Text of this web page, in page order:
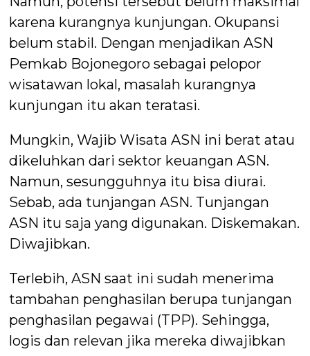
karena kurangnya kunjungan. Okupansi
belum stabil. Dengan menjadikan ASN
Pemkab Bojonegoro sebagai pelopor
wisatawan lokal, masalah kurangnya
kunjungan itu akan teratasi.
Mungkin, Wajib Wisata ASN ini berat atau
dikeluhkan dari sektor keuangan ASN.
Namun, sesungguhnya itu bisa diurai.
Sebab, ada tunjangan ASN. Tunjangan
ASN itu saja yang digunakan. Diskemakan.
Diwajibkan.
Terlebih, ASN saat ini sudah menerima
tambahan penghasilan berupa tunjangan
penghasilan pegawai (TPP). Sehingga,
logis dan relevan jika mereka diwajibkan